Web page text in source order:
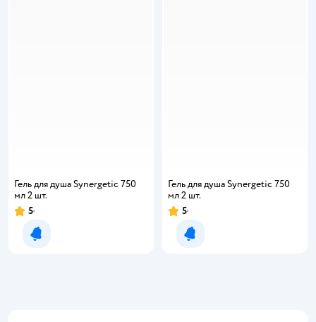
Гель для душа Synergetic 750
мл 2 шт.
Рейтинг:
5
Уведомить о появлении
Гель для душа Synergetic 750
мл 2 шт.
Рейтинг:
5
Уведомить о появлении